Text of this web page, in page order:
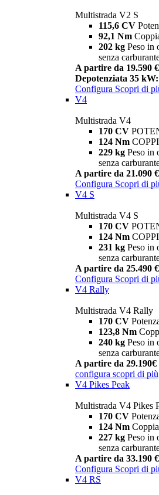
Multistrada V2 S
115,6 CV
92,1 Nm
202 kg Peso in
senza
A partire da 19.590 €
Depotenziata 35
Configura Scopri di
V4
Multistrada V4
170 CV
124 Nm
229 kg Peso in
senza
A partire da 21.090 €
Configura Scopri di
V4 S
Multistrada V4 S
170 CV
124 Nm
231 kg Peso in
senza
A partire da 25.490 €
Configura Scopri di
V4 Rally
Multistrada V4 Rally
170 CV
123,8 Nm
240 kg Peso in
senza
A partire da 29.190€
configura scopri di più
V4 Pikes Peak
Multistrada V4 Pikes
170 CV
124 Nm Coppia
227 kg Peso in
senza
A partire da 33.190 €
Configura Scopri di
V4 RS